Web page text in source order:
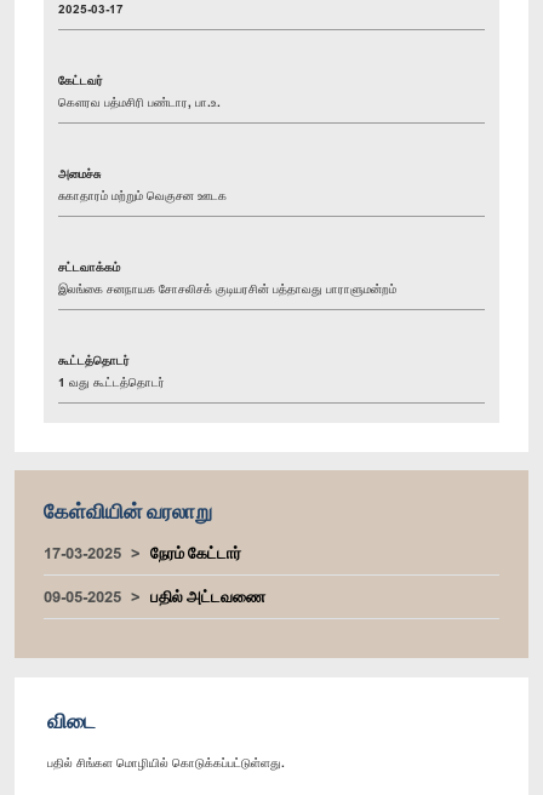
2025-03-17
கேட்டவர்
கௌரவ பத்மசிரி பண்டார, பா.உ.
அமைச்சு
சுகாதாரம் மற்றும் வெகுசன ஊடக
சட்டவாக்கம்
இலங்கை சனநாயக சோசலிசக் குடியரசின் பத்தாவது பாராளுமன்றம்
கூட்டத்தொடர்
1 வது கூட்டத்தொடர்
கேள்வியின் வரலாறு
17-03-2025
நேரம் கேட்டார்
09-05-2025
பதில் அட்டவணை
விடை
பதில் சிங்கள மொழியில் கொடுக்கப்பட்டுள்ளது.